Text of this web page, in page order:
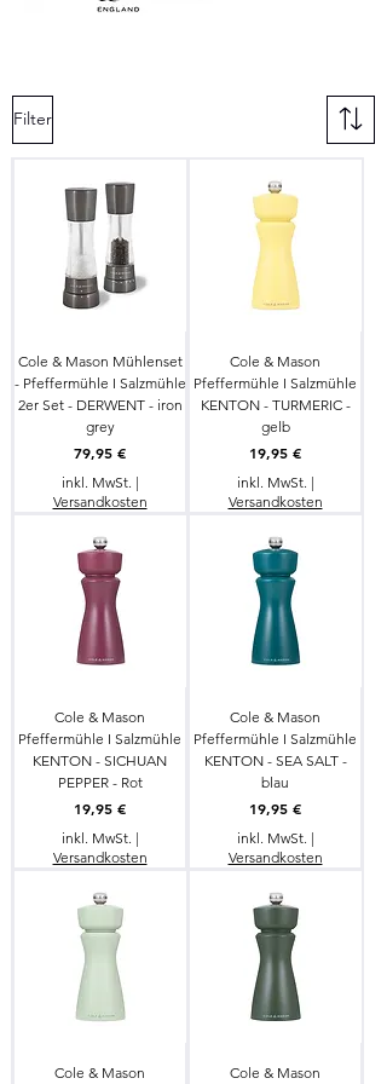
Filter
Cole & Mason Mühlenset
- Pfeffermühle I Salzmühle
2er Set - DERWENT - iron
grey
Preis
79,95 €
inkl. MwSt. |
Versandkosten
Cole & Mason
Pfeffermühle I Salzmühle
KENTON - TURMERIC -
gelb
Preis
19,95 €
inkl. MwSt. |
Versandkosten
Cole & Mason
Pfeffermühle I Salzmühle
KENTON - SICHUAN
PEPPER - Rot
Preis
19,95 €
inkl. MwSt. |
Versandkosten
Cole & Mason
Pfeffermühle I Salzmühle
KENTON - SEA SALT -
blau
Preis
19,95 €
inkl. MwSt. |
Versandkosten
Cole & Mason
Cole & Mason